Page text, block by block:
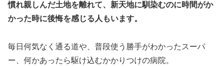
慣れ親しんだ土地を離れて、新天地に馴染むのに時間がか
かった時に後悔を感じる人もいます。
毎日何気なく通る道や、普段使う勝手がわかったスーパ
ー、何かあったら駆け込むかかりつけの病院。